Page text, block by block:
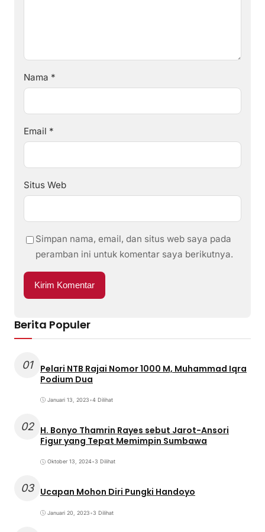
Nama *
Email *
Situs Web
Simpan nama, email, dan situs web saya pada
peramban ini untuk komentar saya berikutnya.
Berita Populer
01
Pelari NTB Rajai Nomor 1000 M, Muhammad Iqra
Podium Dua
Januari 13, 2023•4 Dilihat
02 H. Bonyo Thamrin Rayes sebut Jarot-Ansori
Figur yang Tepat Memimpin Sumbawa
Oktober 13, 2024•3 Dilihat
03 Ucapan Mohon Diri Pungki Handoyo
Januari 20, 2023•3 Dilihat